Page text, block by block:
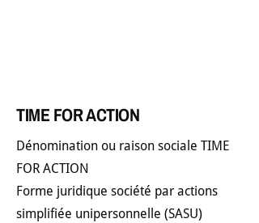
TIME FOR ACTION
Dénomination ou raison sociale TIME
FOR ACTION
Forme juridique société par actions
simplifiée unipersonnelle (SASU)